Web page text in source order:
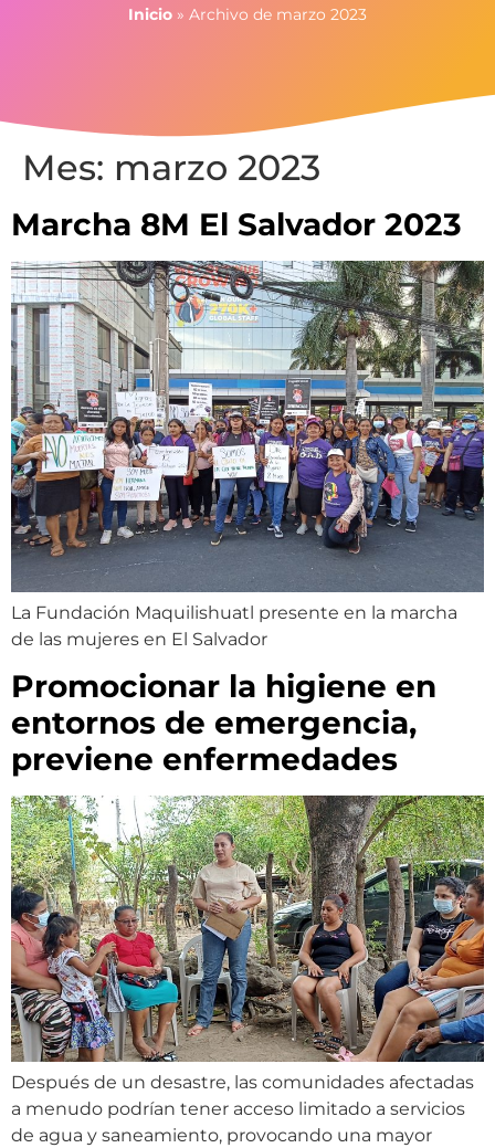
Inicio » Archivo de marzo 2023
Mes: marzo 2023
Marcha 8M El Salvador 2023
La Fundación Maquilishuatl presente en la marcha
de las mujeres en El Salvador
Promocionar la higiene en
entornos de emergencia,
previene enfermedades
Después de un desastre, las comunidades afectadas
a menudo podrían tener acceso limitado a servicios
de agua y saneamiento, provocando una mayor